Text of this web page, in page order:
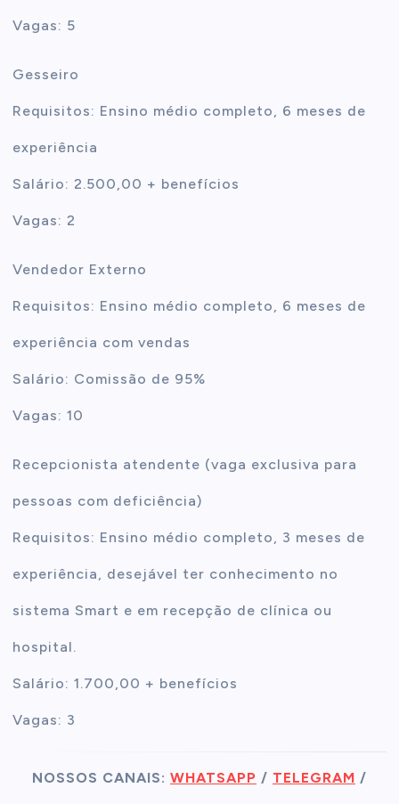
Vagas: 5
Gesseiro
Requisitos: Ensino médio completo, 6 meses de
experiência
Salário: 2.500,00 + benefícios
Vagas: 2
Vendedor Externo
Requisitos: Ensino médio completo, 6 meses de
experiência com vendas
Salário: Comissão de 95%
Vagas: 10
Recepcionista atendente (vaga exclusiva para
pessoas com deficiência)
Requisitos: Ensino médio completo, 3 meses de
experiência, desejável ter conhecimento no
sistema Smart e em recepção de clínica ou
hospital.
Salário: 1.700,00 + benefícios
Vagas: 3
NOSSOS CANAIS: WHATSAPP / TELEGRAM /